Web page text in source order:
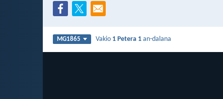
MG1865 Vakio 1 Petera 1 an-dalana